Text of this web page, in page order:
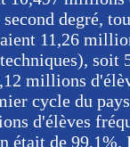
degré,
11,26
soit
millions
cycle du
d'élèves
était de